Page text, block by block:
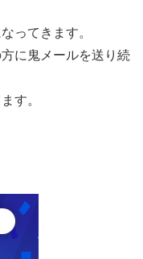
ってきます。
に鬼メールを送り続
す。